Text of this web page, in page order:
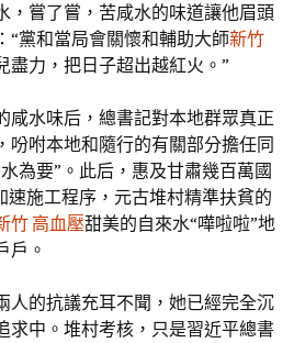
，嘗了嘗，苦咸水的味道讓他眉頭
“黨和當局會關懷和輔助大師新竹
盡力，把日子超出越紅火。”
咸水味后，總書記對本地群眾真正
吩咐本地和隨行的有關部分擔任同
為要”。此后，惠及甘肅幾百萬國
速施工程序，元古堆村精準扶貧的
竹 高血壓甜美的自來水“嘩啦啦”地
戶。
人的抗議充耳不聞，她已經完全沉
求中。堆村考核，只是習近平總書